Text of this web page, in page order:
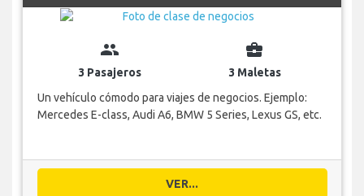
group
3 Pasajeros
business_center
3 Maletas
Un vehículo cómodo para viajes de negocios. Ejemplo:
Mercedes E-class, Audi A6, BMW 5 Series, Lexus GS, etc.
VER...